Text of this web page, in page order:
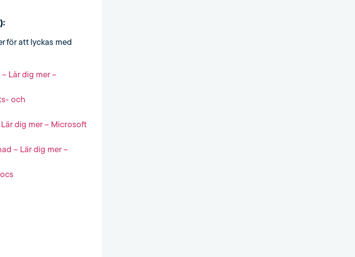
för att lyckas med
Lär dig mer –
och
dig mer – Microsoft
– Lär dig mer –